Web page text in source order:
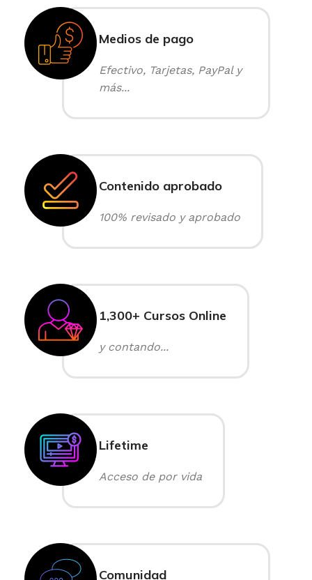
Medios de pago
Efectivo, Tarjetas, PayPal y
más...
Contenido aprobado
100% revisado y aprobado
1,300+ Cursos Online
y contando...
Lifetime
Acceso de por vida
Comunidad